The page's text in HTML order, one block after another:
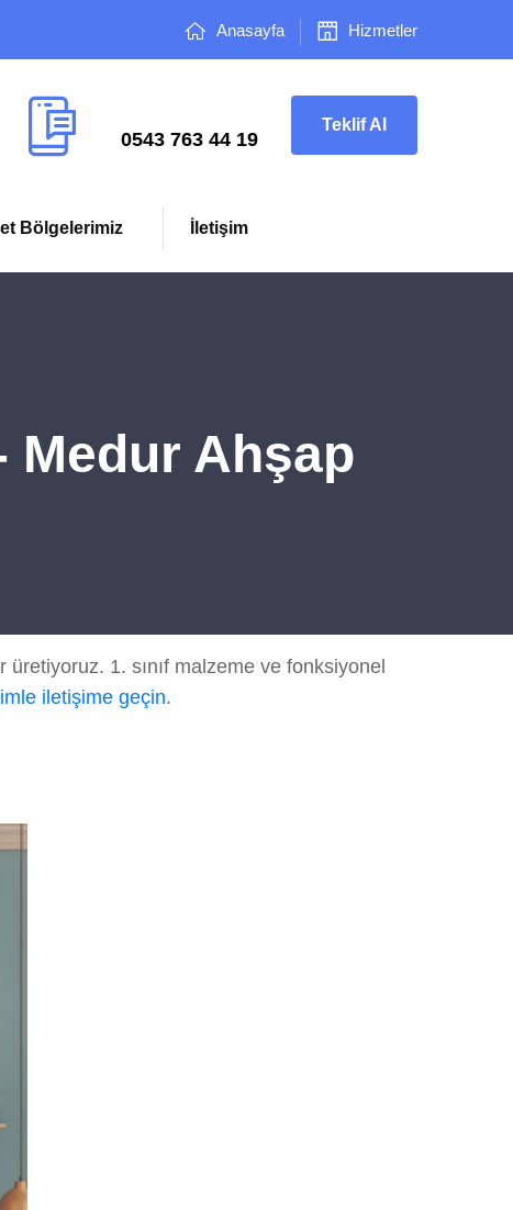
Anasayfa Hizmetler
0543 763 44 19
Teklif Al
Bölgelerimiz İletişim
Medur Ahşap
1. sınıf malzeme ve fonksiyonel
iletişime geçin.